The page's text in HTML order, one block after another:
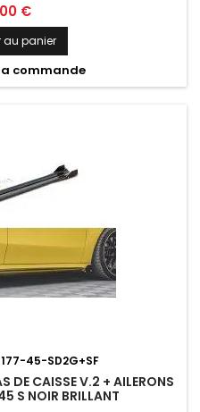
€
au panier
commande
45-SD2G+SF
DE CAISSE V.2 + AILERONS
S NOIR BRILLANT